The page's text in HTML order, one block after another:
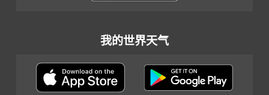
我的世界天气